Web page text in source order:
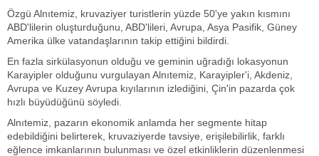
Özgü Alnıtemiz, kruvaziyer turistlerin yüzde 50'ye yakın kısmını
ABD'lilerin oluşturduğunu, ABD'lileri, Avrupa, Asya Pasifik, Güney
Amerika ülke vatandaşlarının takip ettiğini bildirdi.
En fazla sirkülasyonun olduğu ve geminin uğradığı lokasyonun
Karayipler olduğunu vurgulayan Alnıtemiz, Karayipler'i, Akdeniz,
Avrupa ve Kuzey Avrupa kıyılarının izlediğini, Çin'in pazarda çok
hızlı büyüdüğünü söyledi.
Alnıtemiz, pazarın ekonomik anlamda her segmente hitap
edebildiğini belirterek, kruvaziyerde tavsiye, erişilebilirlik, farklı
eğlence imkanlarının bulunması ve özel etkinliklerin düzenlenmesi